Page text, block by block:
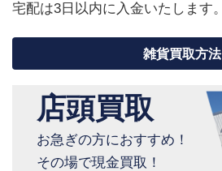
宅配は3日以内に入金いたします。
雑貨買取方法
店頭買取
お急ぎの方におすすめ！
その場で現金買取！